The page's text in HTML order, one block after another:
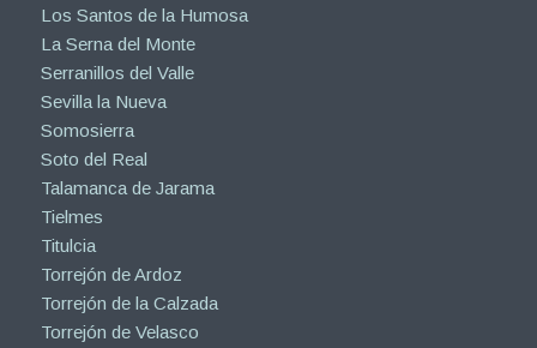
Los Santos de la Humosa
La Serna del Monte
Serranillos del Valle
Sevilla la Nueva
Somosierra
Soto del Real
Talamanca de Jarama
Tielmes
Titulcia
Torrejón de Ardoz
Torrejón de la Calzada
Torrejón de Velasco